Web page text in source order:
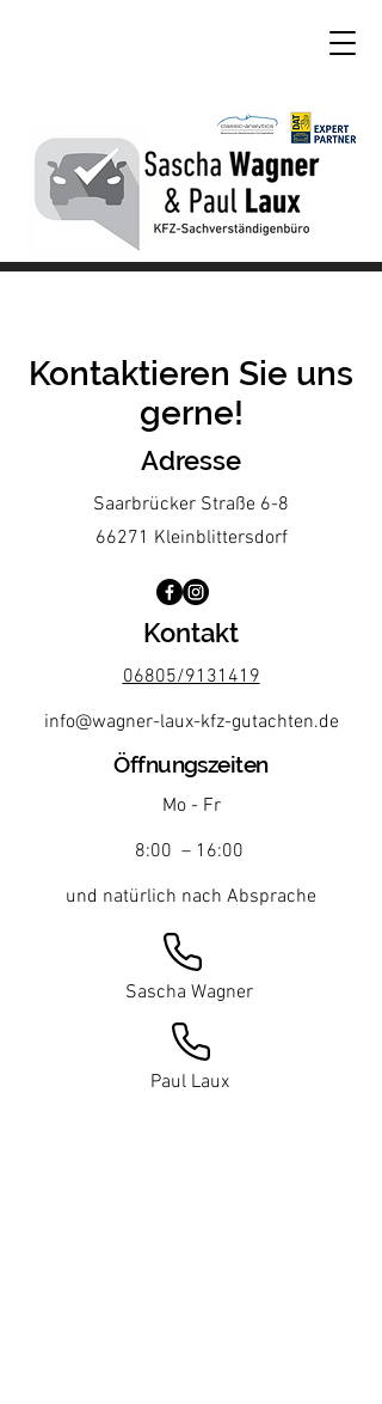
Kontaktieren Sie uns
gerne!
Adresse
Saarbrücker Straße 6-8
66271 Kleinblittersdorf
Kontakt
06805/9131419
info@wagner-laux-kfz-gutachten.de
Öffnungszeiten
Mo - Fr
8:00 – 16:00
und natürlich nach Absprache
Sascha Wagner
Paul Laux